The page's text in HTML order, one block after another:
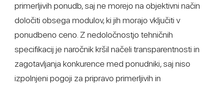
primerljivih ponudb, saj ne morejo na objektivni način
določiti obsega modulov, ki jih morajo vključiti v
ponudbeno ceno. Z nedoločnostjo tehničnih
specifikacij je naročnik kršil načeli transparentnosti in
zagotavljanja konkurence med ponudniki, saj niso
izpolnjeni pogoji za pripravo primerljivih in